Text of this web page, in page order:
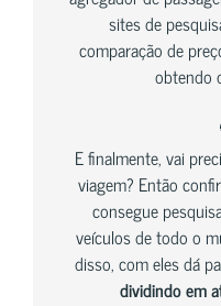
sites de
comparação de
obtendo
E finalmente, vai
viagem? Então
consegue
veículos de todo o
disso, com eles dá
dividindo em